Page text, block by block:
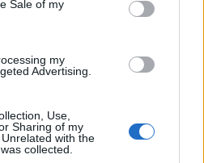
Sale of my
my
Advertising.
Use,
Sharing of my
with the
collected.
sostenuto che i resti
animali, probabilmente con
fini rituali. Secondo la
dell’Istituto di Astronomia, i
chiaramente una
i corpi esposti. L’ipotesi più